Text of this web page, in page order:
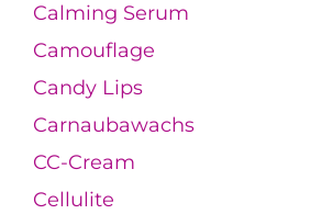
Calming Serum
Camouflage
Candy Lips
Carnaubawachs
CC-Cream
Cellulite